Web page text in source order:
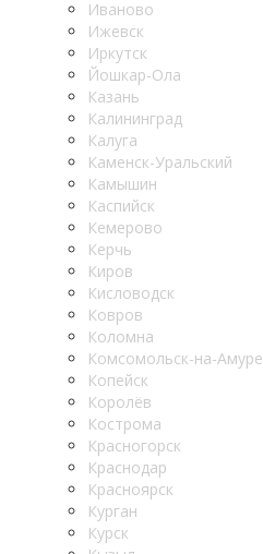
Иваново
Ижевск
Иркутск
Йошкар-Ола
Казань
Калининград
Калуга
Каменск-Уральский
Камышин
Каспийск
Кемерово
Керчь
Киров
Кисловодск
Ковров
Коломна
Комсомольск-на-Амуре
Копейск
Королёв
Кострома
Красногорск
Краснодар
Красноярск
Курган
Курск